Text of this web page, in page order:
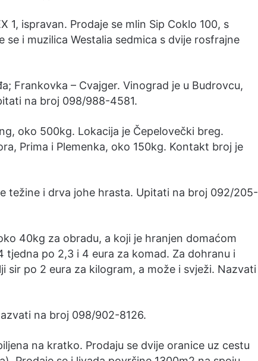
1, ispravan. Prodaje se mlin Sip Coklo 100, s
i muzilica Westalia sedmica s dvije rosfrajne
Frankovka – Cvajger. Vinograd je u Budrovcu,
na broj 098/988-4581.
oko 500kg. Lokacija je Čepelovečki breg.
Prima i Plemenka, oko 150kg. Kontakt broj je
težine i drva johe hrasta. Upitati na broj 092/205-
40kg za obradu, a koji je hranjen domaćom
tjedna po 2,3 i 4 eura za komad. Za dohranu i
sir po 2 eura za kilogram, a može i svježi. Nazvati
na broj 098/902-8126.
na kratko. Prodaju se dvije oranice uz cestu